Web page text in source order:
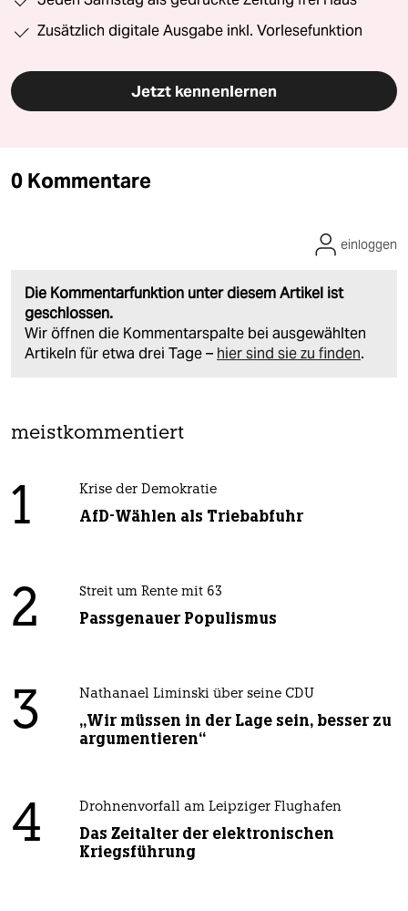
Zusätzlich digitale Ausgabe inkl. Vorlesefunktion
Jetzt kennenlernen
0 Kommentare
Die Kommentarfunktion unter diesem Artikel ist
geschlossen.
Wir öffnen die Kommentarspalte bei ausgewählten
Artikeln für etwa drei Tage – hier sind sie zu finden.
einloggen
meistkommentiert
1 Krise der Demokratie
AfD-Wählen als Triebabfuhr
2 Streit um Rente mit 63
Passgenauer Populismus
3 Nathanael Liminski über seine CDU
„Wir müssen in der Lage sein, besser zu
argumentieren“
4 Drohnenvorfall am Leipziger Flughafen
Das Zeitalter der elektronischen
Kriegsführung